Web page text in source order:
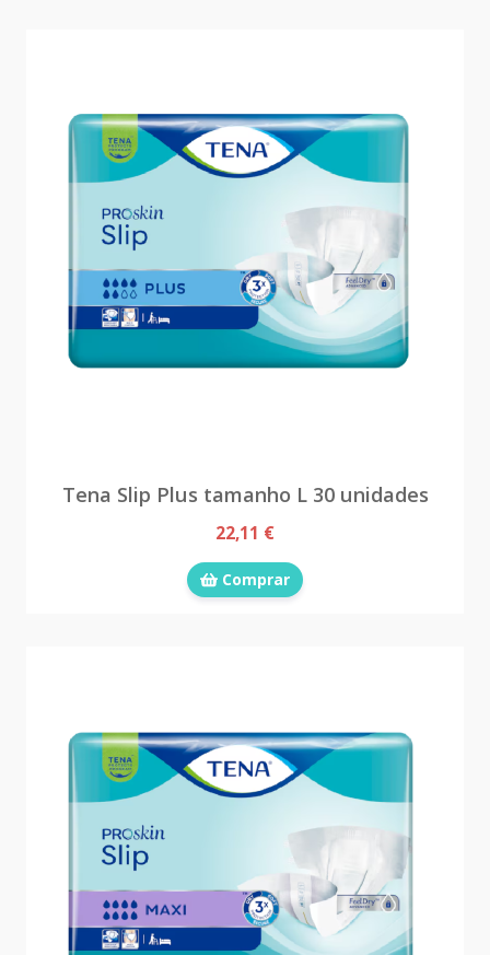
Tena Slip Plus tamanho L 30 unidades
22,11 €
Comprar